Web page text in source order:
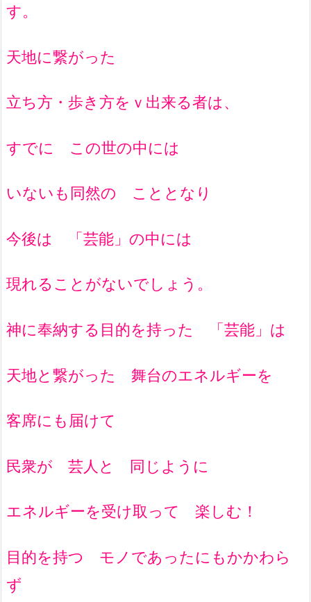
す。
天地に繋がった
立ち方・歩き方をｖ出来る者は、
すでに この世の中には
いないも同然の こととなり
今後は 「芸能」の中には
現れることがないでしょう。
神に奉納する目的を持った 「芸能」は
天地と繋がった 舞台のエネルギーを
客席にも届けて
民衆が 芸人と 同じように
エネルギーを受け取って 楽しむ！
目的を持つ モノであったにもかかわら
ず